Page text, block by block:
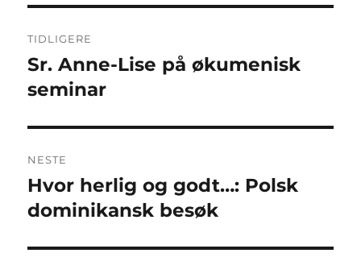
TIDLIGERE
Forrige
innlegg:
Sr. Anne-Lise på økumenisk
seminar
NESTE
Neste
innlegg:
Hvor herlig og godt…: Polsk
dominikansk besøk